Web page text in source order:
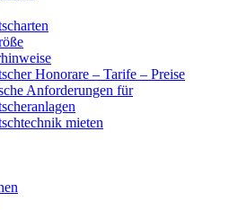
Honorare – Tarife – Preise
Anforderungen für
mieten